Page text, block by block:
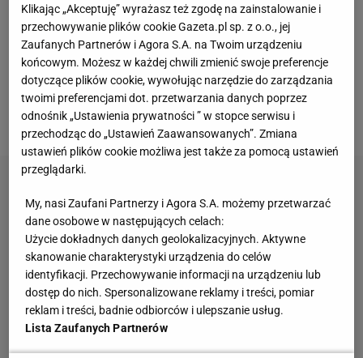
Vintage gramofony wracają do łask. Polacy na
nowo pokochali vinyle
Kochały je nasze babcie. Garnki żeliwne są
niezastąpione w letniej i jesiennej kuchni
Klikając „Akceptuję” wyrażasz też zgodę na zainstalowanie i
przechowywanie plików cookie Gazeta.pl sp. z o.o., jej
Zaufanych Partnerów i Agora S.A. na Twoim urządzeniu
końcowym. Możesz w każdej chwili zmienić swoje preferencje
dotyczące plików cookie, wywołując narzędzie do zarządzania
twoimi preferencjami dot. przetwarzania danych poprzez
odnośnik „Ustawienia prywatności ” w stopce serwisu i
przechodząc do „Ustawień Zaawansowanych”. Zmiana
ustawień plików cookie możliwa jest także za pomocą ustawień
przeglądarki.
My, nasi Zaufani Partnerzy i Agora S.A. możemy przetwarzać
dane osobowe w następujących celach:
Użycie dokładnych danych geolokalizacyjnych. Aktywne
skanowanie charakterystyki urządzenia do celów
identyfikacji. Przechowywanie informacji na urządzeniu lub
dostęp do nich. Spersonalizowane reklamy i treści, pomiar
reklam i treści, badnie odbiorców i ulepszanie usług.
Lista Zaufanych Partnerów